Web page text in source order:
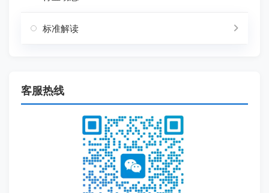
标准解读
客服热线